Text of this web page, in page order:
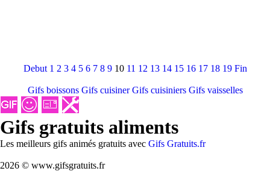
Debut 1 2 3 4 5 6 7 8 9 10 11 12 13 14 15 16 17 18 19 Fin
Gifs boissons Gifs cuisiner Gifs cuisiniers Gifs vaisselles
Gifs gratuits aliments
Les meilleurs gifs animés gratuits avec Gifs Gratuits.fr
2026 © www.gifsgratuits.fr